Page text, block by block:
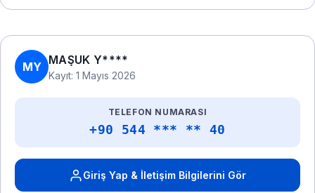
MY
MAŞUK Y****
Kayıt: 1 Mayıs 2026
TELEFON NUMARASI
+90 544 *** ** 40
Giriş Yap & İletişim Bilgilerini Gör